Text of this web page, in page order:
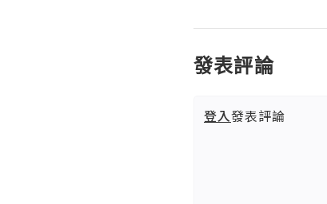
發表評論
登入發表評論